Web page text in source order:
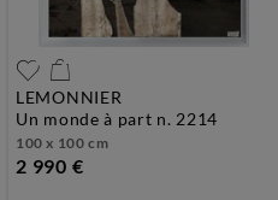
LEMONNIER
un monde à part n. 2214
100 x 100 cm
2 990 €